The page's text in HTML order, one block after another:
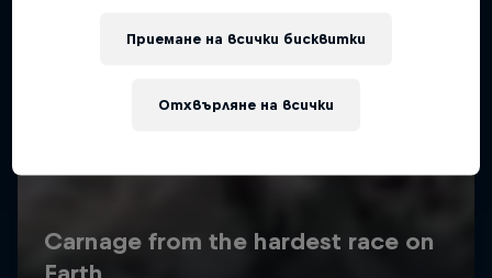
Отхвърляне на всички
Приемане на всички бисквитки